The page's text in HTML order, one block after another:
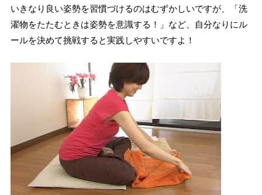
いきなり良い姿勢を習慣づけるのはむずかしいですが、「洗
濯物をたたむときは姿勢を意識する！」など、自分なりにル
ールを決めて挑戦すると実践しやすいですよ！